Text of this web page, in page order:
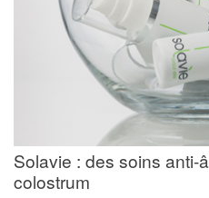
Solavie : des soins anti-
colostrum